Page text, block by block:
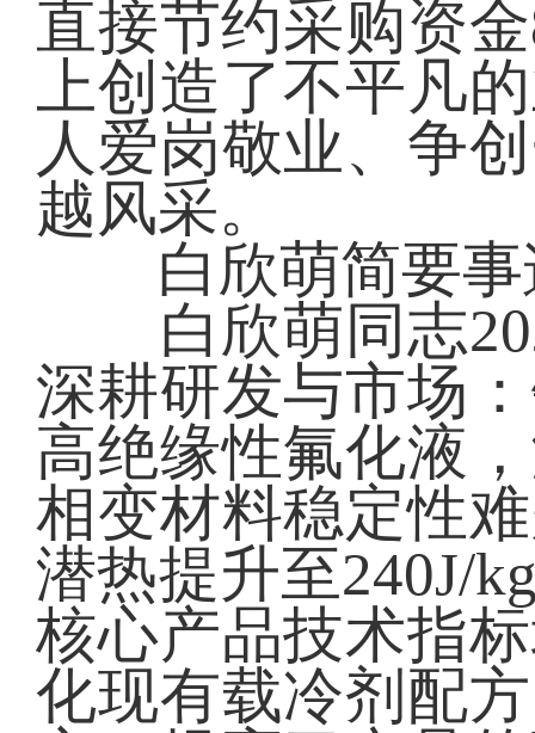
直接节约采购资
上创造了不平凡
人爱岗敬业、争
越风采。
白欣萌简要事
白欣萌同志
深耕研发与市场
高绝缘性氟化液
相变材料稳定性
潜热提升至240J/
核心产品技术指
化现有载冷剂配